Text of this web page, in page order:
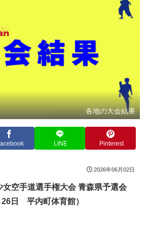
各地の大会結果
LINE Pinterest
2026年06月02日
空手道選手権大会 青森県予選会
26日 平内町体育館）